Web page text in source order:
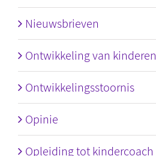
Nieuwsbrieven
Ontwikkeling van kinderen
Ontwikkelingsstoornis
Opinie
Opleiding tot kindercoach